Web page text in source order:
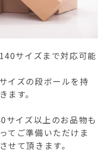
サイズまで対応可能
イズの段ボールを持
す。
イズ以上のお品物も
てご準備いただけま
せて頂きます。